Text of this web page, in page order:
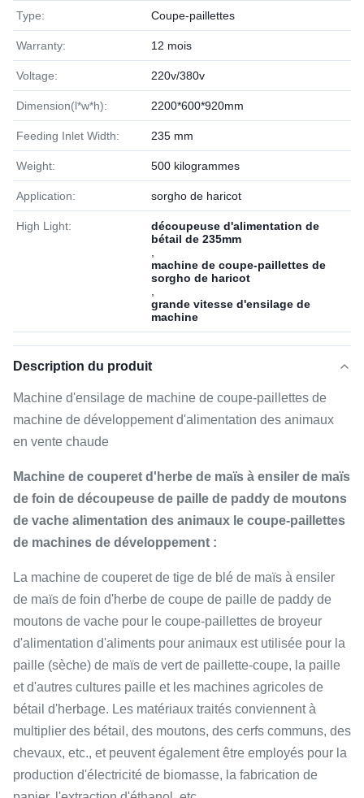
Type: Coupe-paillettes
Warranty: 12 mois
Voltage: 220v/380v
Dimension(l*w*h): 2200*600*920mm
Feeding Inlet Width: 235 mm
Weight: 500 kilogrammes
Application: sorgho de haricot
High Light:
découpeuse d'alimentation de
bétail de 235mm
machine de coupe-paillettes de
sorgho de haricot
grande vitesse d'ensilage de
machine
Description du produit
Machine d'ensilage de machine de coupe-paillettes de
machine de développement d'alimentation des animaux
en vente chaude
Machine de couperet d'herbe de maïs à ensiler de maïs
de foin de découpeuse de paille de paddy de moutons
de vache alimentation des animaux le coupe-paillettes
de machines de développement :
La machine de couperet de tige de blé de maïs à ensiler
de maïs de foin d'herbe de coupe de paille de paddy de
moutons de vache pour le coupe-paillettes de broyeur
d'alimentation d'aliments pour animaux est utilisée pour la
paille (sèche) de maïs de vert de paillette-coupe, la paille
et d'autres cultures paille et les machines agricoles de
bétail d'herbage. Les matériaux traités conviennent à
multiplier des bétail, des moutons, des cerfs communs, des
chevaux, etc., et peuvent également être employés pour la
production d'électricité de biomasse, la fabrication de